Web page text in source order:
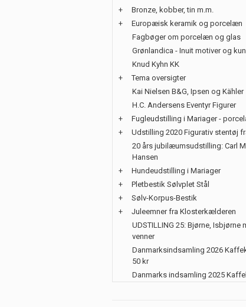
+
Bronze, kobber, tin m.m.
+
Europæisk keramik og porcelæn
Fagbøger om porcelæn og glas
Grønlandica - Inuit motiver og
Knud Kyhn KK
+
Tema oversigter
Kai Nielsen B&G, Ipsen og Kähler
H.C. Andersens Eventyr Figurer
+
Fugleudstilling i Mariager -
+
Udstilling 2020 Figurativ stentøj
20 års jubilæumsudstilling: Carl
Hansen
+
Hundeudstilling i Mariager
+
Pletbestik Sølvplet Stål
+
Sølv-Korpus-Bestik
+
Juleemner fra Klosterkælderen
UDSTILLING 25: Bjørne, Isbjørne
venner
Danmarksindsamling 2026
50 kr
Danmarks indsamling 2025